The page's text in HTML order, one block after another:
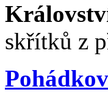
skřítků z